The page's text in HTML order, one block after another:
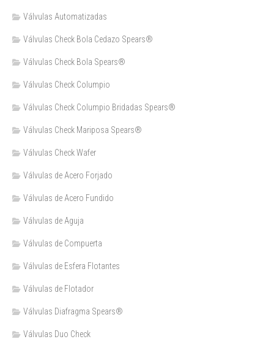
Válvulas Automatizadas
Válvulas Check Bola Cedazo Spears®
Válvulas Check Bola Spears®
Válvulas Check Columpio
Válvulas Check Columpio Bridadas Spears®
Válvulas Check Mariposa Spears®
Válvulas Check Wafer
Válvulas de Acero Forjado
Válvulas de Acero Fundido
Válvulas de Aguja
Válvulas de Compuerta
Válvulas de Esfera Flotantes
Válvulas de Flotador
Válvulas Diafragma Spears®️
Válvulas Duo Check